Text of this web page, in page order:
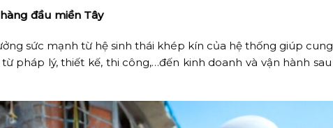
đầu miền Tây
sức mạnh từ hệ sinh thái khép kín của hệ thống giúp
pháp lý, thiết kế, thi công,…đến kinh doanh và vận hành